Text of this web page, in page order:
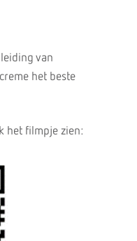
van
het beste
het filmpje zien: